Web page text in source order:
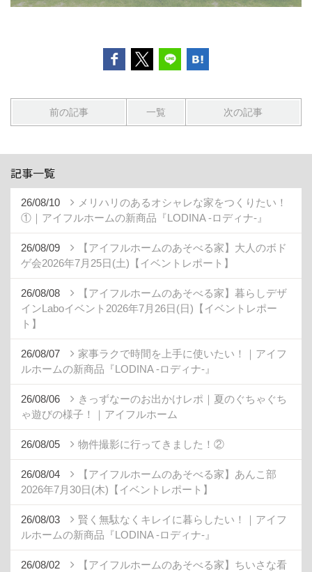
前の記事 一覧 次の記事
記事一覧
26/08/10
メリハリのあるオシャレな家をつくりたい！
①｜アイフルホームの新商品『LODINA -ロディナ-』
26/08/09
【アイフルホームのあそべる家】大人のボド
ゲ会2026年7月25日(土)【イベントレポート】
26/08/08
【アイフルホームのあそべる家】暮らしデザ
インLaboイベント2026年7月26日(日)【イベントレポー
ト】
26/08/07
家事ラクで時間を上手に使いたい！｜アイフ
ルホームの新商品『LODINA -ロディナ-』
26/08/06
きっずなーのお出かけレポ｜夏のぐちゃぐち
ゃ遊びの様子！｜アイフルホーム
26/08/05 物件撮影に行ってきました！②
26/08/04
【アイフルホームのあそべる家】あんこ部
2026年7月30日(木)【イベントレポート】
26/08/03
賢く無駄なくキレイに暮らしたい！｜アイフ
ルホームの新商品『LODINA -ロディナ-』
26/08/02
【アイフルホームのあそべる家】ちいさな看